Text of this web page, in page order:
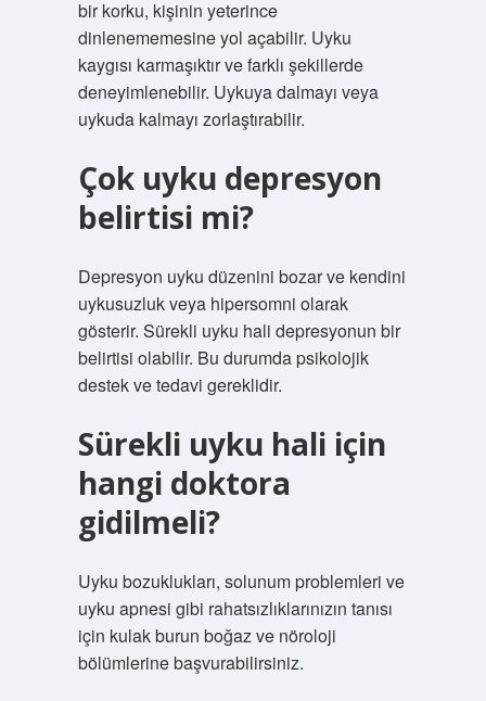
bir korku, kişinin yeterince
dinlenememesine yol açabilir. Uyku
kaygısı karmaşıktır ve farklı şekillerde
deneyimlenebilir. Uykuya dalmayı veya
uykuda kalmayı zorlaştırabilir.
Çok uyku depresyon
belirtisi mi?
Depresyon uyku düzenini bozar ve kendini
uykusuzluk veya hipersomni olarak
gösterir. Sürekli uyku hali depresyonun bir
belirtisi olabilir. Bu durumda psikolojik
destek ve tedavi gereklidir.
Sürekli uyku hali için
hangi doktora
gidilmeli?
Uyku bozuklukları, solunum problemleri ve
uyku apnesi gibi rahatsızlıklarınızın tanısı
için kulak burun boğaz ve nöroloji
bölümlerine başvurabilirsiniz.